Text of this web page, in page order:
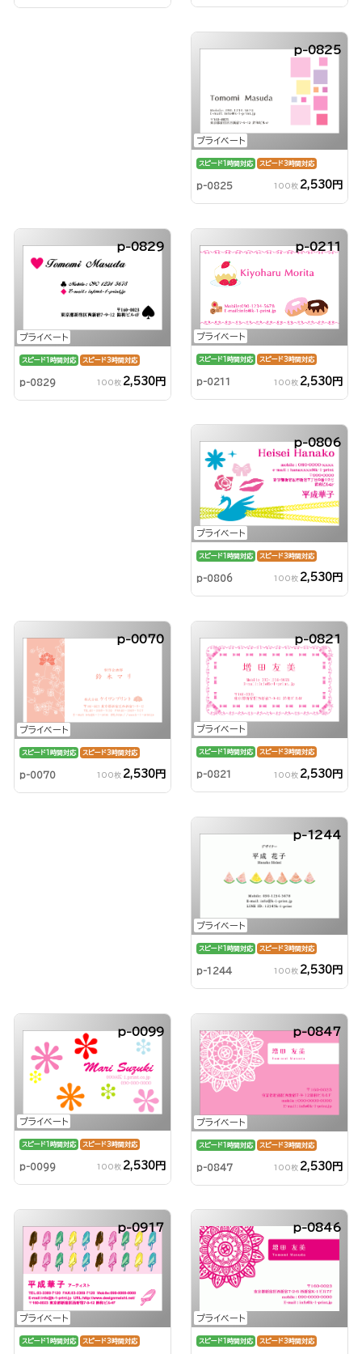
プライベート
p-0825
スピード1時間対応 スピード3時間対応
p-0825 100枚 2,530円
プライベート
p-0829
スピード1時間対応 スピード3時間対応
p-0829 100枚 2,530円
プライベート
p-0211
スピード1時間対応 スピード3時間対応
p-0211 100枚 2,530円
プライベート
p-0806
スピード1時間対応 スピード3時間対応
p-0806 100枚 2,530円
プライベート
p-0070
スピード1時間対応 スピード3時間対応
p-0070 100枚 2,530円
プライベート
p-0821
スピード1時間対応 スピード3時間対応
p-0821 100枚 2,530円
プライベート
p-1244
スピード1時間対応 スピード3時間対応
p-1244 100枚 2,530円
プライベート
p-0099
スピード1時間対応 スピード3時間対応
p-0099 100枚 2,530円
プライベート
p-0847
スピード1時間対応 スピード3時間対応
p-0847 100枚 2,530円
プライベート
p-0917
スピード1時間対応 スピード3時間対応
プライベート
p-0846
スピード1時間対応 スピード3時間対応